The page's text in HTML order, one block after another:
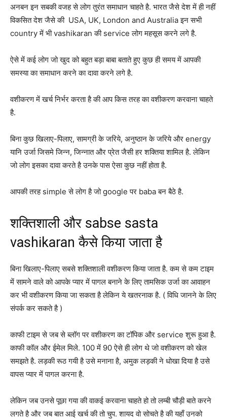
अनबन इन सबकी वजह से लोग तुरंत समाधान चाहते है. भारत जैसे देश में ही नहीं
विकसित देश जैसे की USA, UK, London and Australia इन सभी
country में भी vashikaran की service लोग महसूस करने लगे है.
ऐसे में कई लोग जो खुद को बहुत बड़ा बाबा बताते हुए कुछ ही समय में आपकी
समस्या का समाधान करने का दावा करने लगे है.
वशीकरण में खर्च निर्भर करता है की आप किस तरह का वशीकरण करवाना चाहते
है.
बिना कुछ खिलाए-पिलाए, सामग्री के जरिये, अनुष्ठान के जरिये और energy
यानि उर्जा जिसमे जिन्न, जिन्नात और प्रेत जैसी हर शक्तिया शामिल है. लेकिन
जो लोग इसका दावा करते है उनके पास ऐसा कुछ नहीं होता है.
आपकी तरह simple से लोग है जो google पर baba बन बैठे है.
शक्तिशाली और sabse sasta
vashikaran कैसे किया जाता है
बिना खिलाए-पिलाए सबसे शक्तिशाली वशीकरण किया जाता है. कम से कम टाइम
में सामने वाले को आपके प्यार में पागल बनाने के लिए तामसिक उर्जा का आवाहन
कर भी वशीकरण किया जा सकता है लेकिन ये खतरनाक है. ( विधि जानने के लिए
संपर्क कर सकते है )
काफी टाइम से जब से ब्लॉग पर वशीकरण का टॉपिक और service शुरू हुआ है.
काफी कॉल और ईमेल मिले. 100 में 90 ऐसे ही लोग थे जो वशीकरण को खेल
समझते है. लड़की रूठ गयी है उसे मनाना है, अमुक लड़की ने धोखा दिया है उसे
वापस प्यार में पागल करना है.
लेकिन जब उनसे पूछा गया की वाकई करवाना चाहते हो तो लम्बी चौड़ी बाते करने
लगते है और जब बात आई खर्च की तो चुप. शायद वो सोचते है की यहाँ उनको